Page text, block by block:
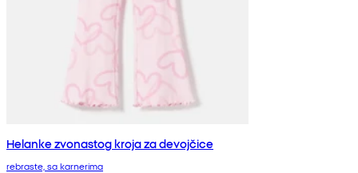
Helanke zvonastog kroja za devojčice
rebraste, sa karnerima